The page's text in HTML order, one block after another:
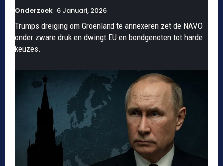
Onderzoek 6 Januari, 2026
Trumps dreiging om Groenland te annexeren zet de NAVO
onder zware druk en dwingt EU en bondgenoten tot harde
keuzes.